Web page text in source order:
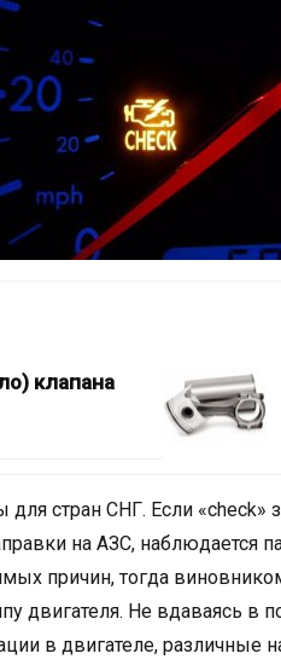
клапана
стран СНГ. Если «check»
на АЗС, наблюдается
причин, тогда
двигателя. Не вдаваясь в
в двигателе, различные